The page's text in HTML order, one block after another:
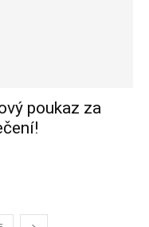
poukaz za